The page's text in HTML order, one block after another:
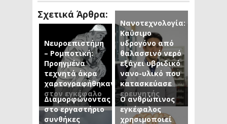
Σχετικά Άρθρα:
Νευροεπιστήμη
– Ρομποτική:
Προηγμένα
τεχνητά άκρα
χαρτογραφήθηκαν
στον εγκέφαλο
Νανοτεχνολογία:
Καύσιμο
υδρογόνο από
θαλασσινό νερό
εξάγει υβριδικό
νανο-υλικό που
κατασκεύασε
ερευνητής
Διαμορφώνοντας
στο εργαστήριο
συνθήκες
Ο ανθρώπινος
εγκέφαλος
χρησιμοποιεί